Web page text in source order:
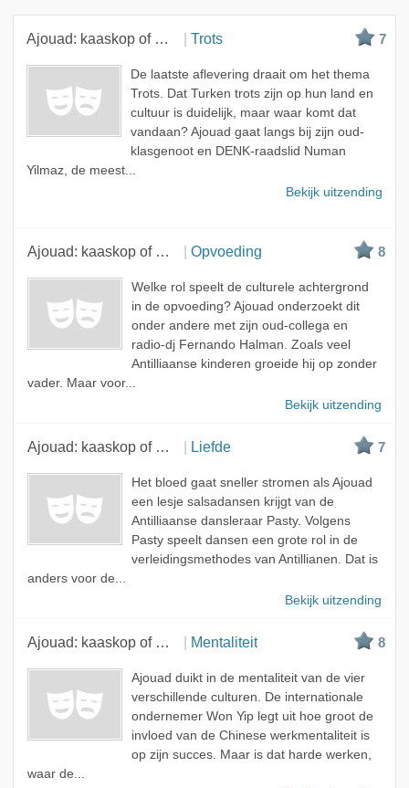
Ajouad: kaaskop of mocro? Trots 7
De laatste aflevering draait om het thema
Trots. Dat Turken trots zijn op hun land en
cultuur is duidelijk, maar waar komt dat
vandaan? Ajouad gaat langs bij zijn oud-
klasgenoot en DENK-raadslid Numan
Yilmaz, de meest...
Bekijk uitzending
Ajouad: kaaskop of mocro? Opvoeding 8
Welke rol speelt de culturele achtergrond
in de opvoeding? Ajouad onderzoekt dit
onder andere met zijn oud-collega en
radio-dj Fernando Halman. Zoals veel
Antilliaanse kinderen groeide hij op zonder
vader. Maar voor...
Bekijk uitzending
Ajouad: kaaskop of mocro? Liefde 7
Het bloed gaat sneller stromen als Ajouad
een lesje salsadansen krijgt van de
Antilliaanse dansleraar Pasty. Volgens
Pasty speelt dansen een grote rol in de
verleidingsmethodes van Antillianen. Dat is
anders voor de...
Bekijk uitzending
Ajouad: kaaskop of mocro? Mentaliteit 8
Ajouad duikt in de mentaliteit van de vier
verschillende culturen. De internationale
ondernemer Won Yip legt uit hoe groot de
invloed van de Chinese werkmentaliteit is
op zijn succes. Maar is dat harde werken,
waar de...